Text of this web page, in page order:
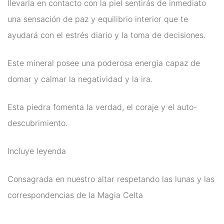
Para Protegerse Contra La
Péndulos, Runas y
Perfumes Mágicos
Pulseras Mágicas
Chakras
llevarla en contacto con la piel sentirás de inmediato
una sensación de paz y equilibrio interior que te
ayudará con el estrés diario y la toma de decisiones.
Este mineral posee una poderosa energía capaz de
domar y calmar la negatividad y la ira.
Esta piedra fomenta la verdad, el coraje y el auto-
descubrimiento.
Incluye leyenda
Consagrada en nuestro altar respetando las lunas y las
correspondencias de la Magia Celta